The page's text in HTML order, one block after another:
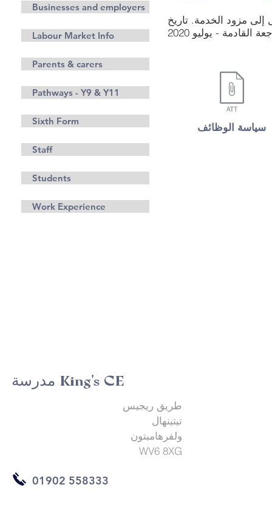
Businesses and employers
Labour Market Info
Parents & carers
Pathways - Y9 & Y11
Sixth Form
Staff
Students
Work Experience
مزود الخدمة. تاريخ
القادمة - يوليو 2020
سياسة الوظائف
مدرسة King's CE
طريق ريجيس
تيتينهال
ولفرهامبتون
WV6 8XG
01902 558333